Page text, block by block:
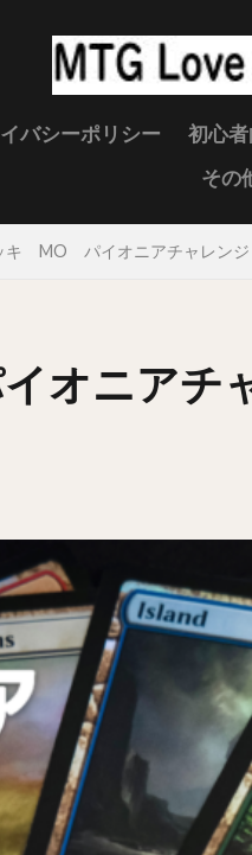
バシーポリシー 初心
その
キ MO パイオニアチャレン
ニアチ